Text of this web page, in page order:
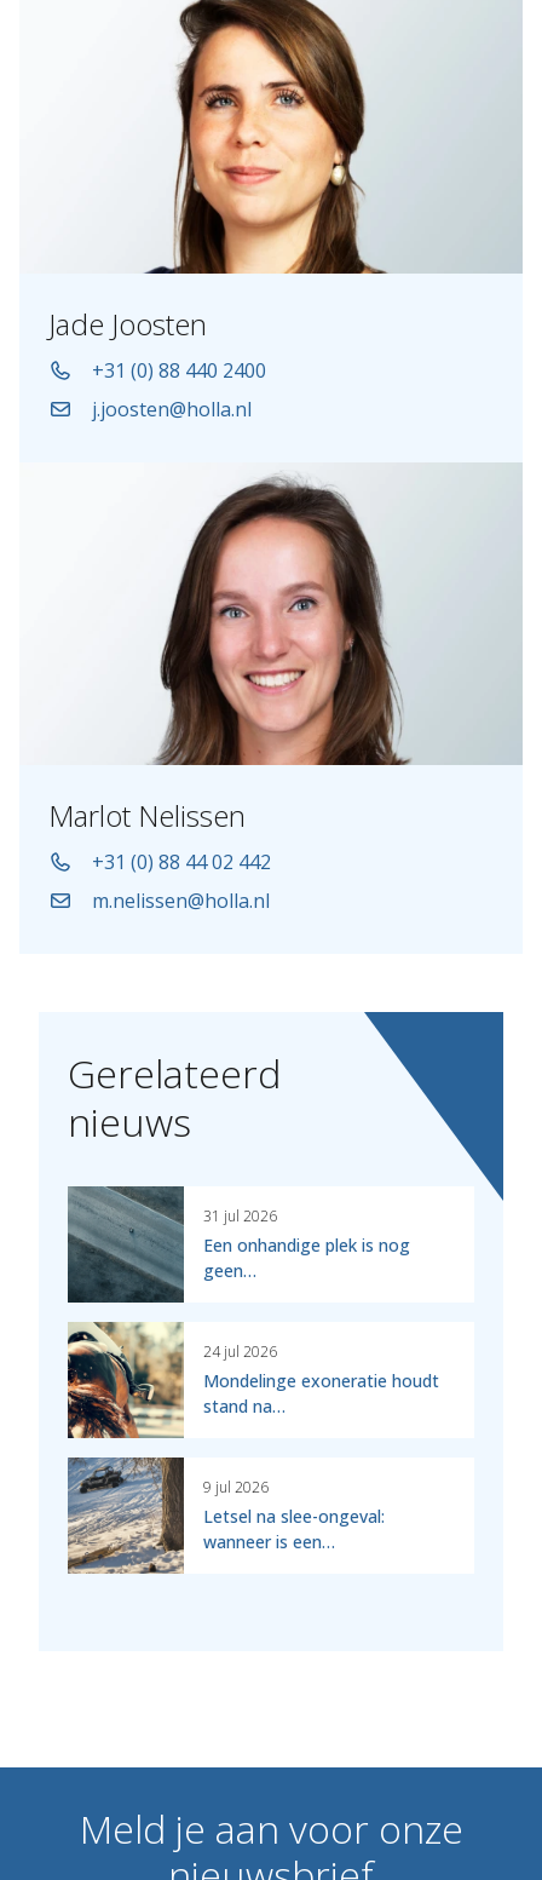
Jade Joosten
+31 (0) 88 440 2400
j.joosten@holla.nl
Marlot Nelissen
+31 (0) 88 44 02 442
m.nelissen@holla.nl
Gerelateerd
nieuws
31 jul 2026
Een onhandige plek is nog
geen…
24 jul 2026
Mondelinge exoneratie houdt
stand na…
9 jul 2026
Letsel na slee-ongeval:
wanneer is een…
Meld je aan voor onze